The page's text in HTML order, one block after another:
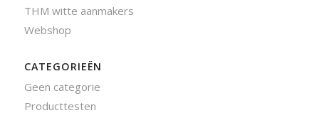
THM witte aanmakers
Webshop
CATEGORIEËN
Geen categorie
Producttesten